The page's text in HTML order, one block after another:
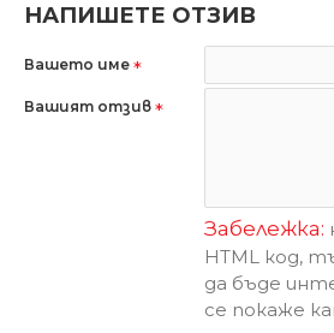
НАПИШЕТЕ ОТЗИВ
Вашето име
Вашият отзив
Забележка:
HTML код,
да бъде
се покаже